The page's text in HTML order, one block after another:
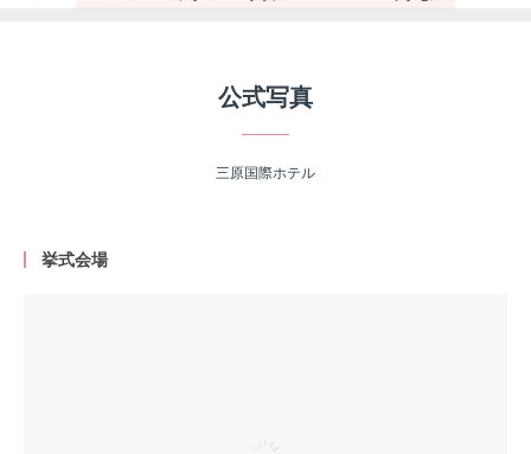
公式写真
三原国際ホテル
挙式会場